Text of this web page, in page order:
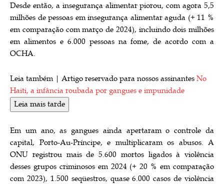
Desde então, a insegurança alimentar piorou, com agora 5,5
milhões de pessoas em insegurança alimentar aguda (+ 11 %
em comparação com março de 2024), incluindo dois milhões
em alimentos e 6.000 pessoas na fome, de acordo com a
OCHA.
Leia também | Artigo reservado para nossos assinantes No
Haiti, a infância roubada por gangues e impunidade
Leia mais tarde
Em um ano, as gangues ainda apertaram o controle da
capital, Porto-Au-Príncipe, e multiplicaram os abusos. A
ONU registrou mais de 5.600 mortos ligados à violência
desses grupos criminosos em 2024 (+ 20 % em comparação
com 2023), 1.500 seqüestros, quase 6.000 casos de violência